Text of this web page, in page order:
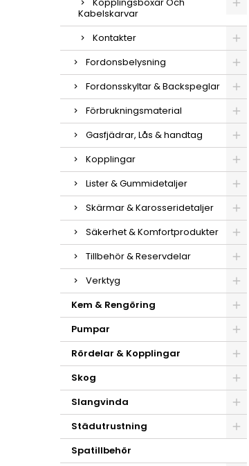
Kabelskarvar
Kontakter
Fordonsbelysning
Fordonsskyltar & Backspeglar
Förbrukningsmaterial
Gasfjädrar, Lås & handtag
Kopplingar
Lister & Gummidetaljer
Skärmar & Karosseridetaljer
Säkerhet & Komfortprodukter
Tillbehör & Reservdelar
Verktyg
Kem & Rengöring
Pumpar
Rördelar & Kopplingar
Skog
Slangvinda
Städutrustning
Spatillbehör